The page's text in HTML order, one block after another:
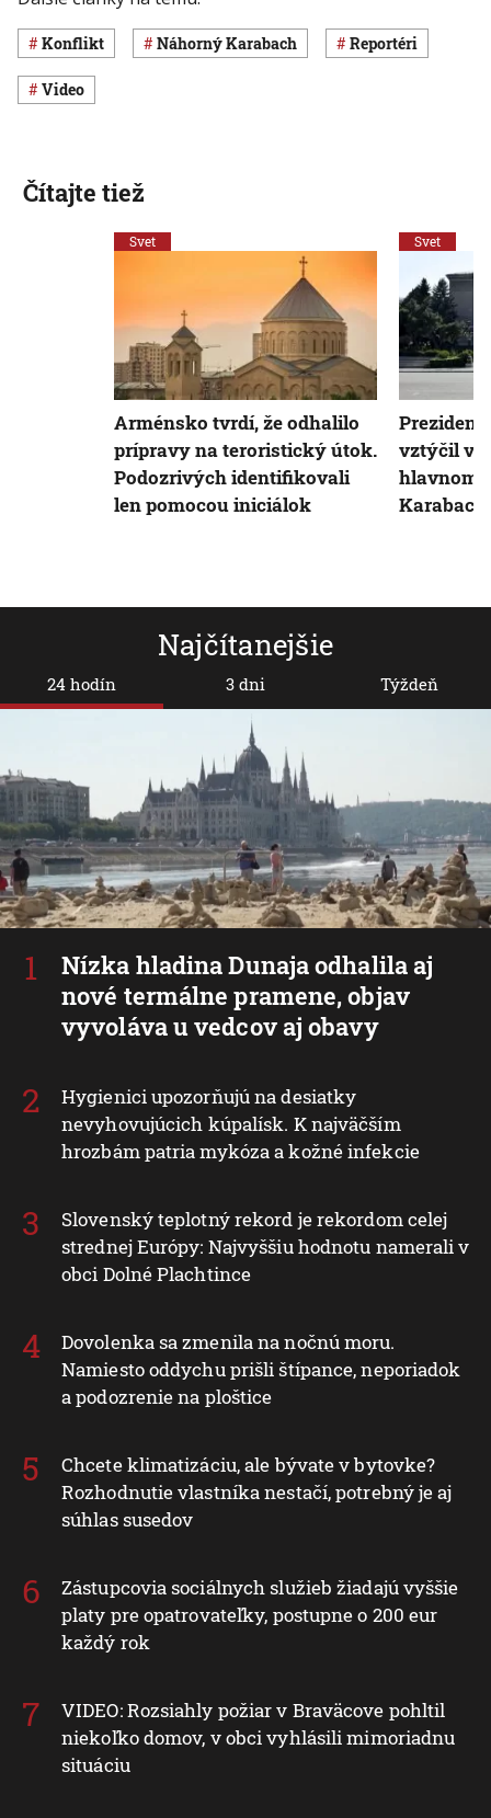
konflikt Náhorný Karabach Reportéri
Video
Najčítanejšie
24 hodín
Nízka hladina Dunaja odhalila aj
nové termálne pramene, objav
vyvoláva u vedcov aj obavy
Hygienici upozorňujú na desiatky
nevyhovujúcich kúpalísk. K najväčším
hrozbám patria mykóza a kožné infekcie
Slovenský teplotný rekord je rekordom celej
strednej Európy: Najvyššiu hodnotu namerali v
obci Dolné Plachtince
Dovolenka sa zmenila na nočnú moru.
Namiesto oddychu prišli štípance, neporiadok
a podozrenie na ploštice
Chcete klimatizáciu, ale bývate v bytovke?
Rozhodnutie vlastníka nestačí, potrebný je aj
súhlas susedov
Zástupcovia sociálnych služieb žiadajú vyššie
platy pre opatrovateľky, postupne o 200 eur
každý rok
VIDEO: Rozsiahly požiar v Braväcove pohltil
niekoľko domov, v obci vyhlásili mimoriadnu
situáciu
3 dni Týždeň
Čítajte tiež
Svet
Arménsko tvrdí, že odhalilo
prípravy na teroristický útok.
Podozrivých identifikovali
len pomocou iniciálok
Svet
Prezident
vztýčil
hlavnom